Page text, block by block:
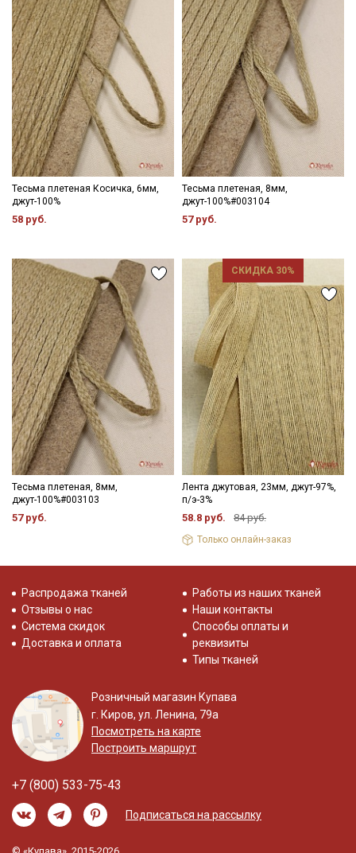
Тесьма плетеная Косичка, 6мм,
джут-100%
58 руб.
Тесьма плетеная, 8мм,
джут-100%#003104
57 руб.
Тесьма плетеная, 8мм,
джут-100%#003103
57 руб.
СКИДКА 30%
Лента джутовая, 23мм, джут-97%,
п/э-3%
58.8 руб. 84 руб.
Только онлайн-заказ
Распродажа тканей
Отзывы о нас
Система скидок
Доставка и оплата
Работы из наших тканей
Наши контакты
Способы оплаты и
реквизиты
Типы тканей
Розничный магазин Купава
г. Киров, ул. Ленина, 79а
Посмотреть на карте
Построить маршрут
+7 (800) 533-75-43
Подписаться на рассылку
Электронная почта
Подписаться
Ознакомлен(а) с
Политикой обработки персональных
данныхи даюСогласие на обработку персональных
данных
ДаюСогласие на получение рекламных и
информационных рассылок